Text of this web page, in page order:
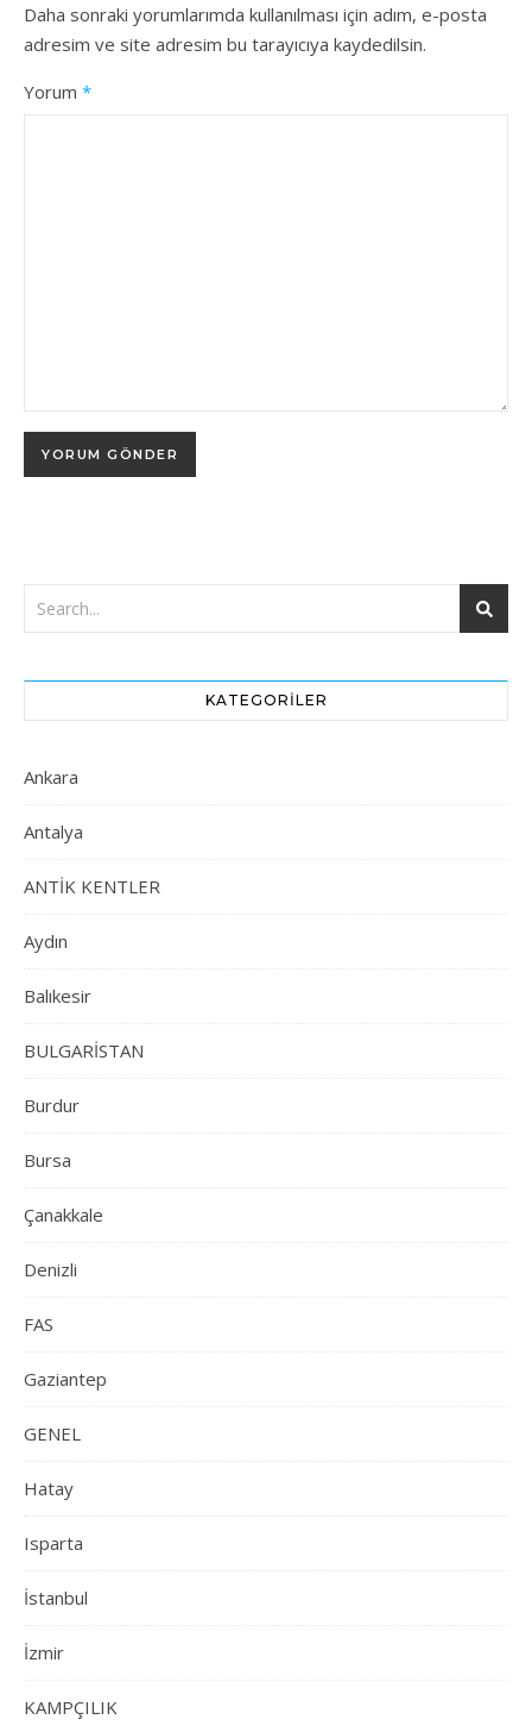
Daha sonraki yorumlarımda kullanılması için adım, e-posta
adresim ve site adresim bu tarayıcıya kaydedilsin.
Yorum *
KATEGORILER
Ankara
Antalya
ANTİK KENTLER
Aydın
Balıkesir
BULGARİSTAN
Burdur
Bursa
Çanakkale
Denizli
FAS
Gaziantep
GENEL
Hatay
Isparta
İstanbul
İzmir
KAMPÇILIK